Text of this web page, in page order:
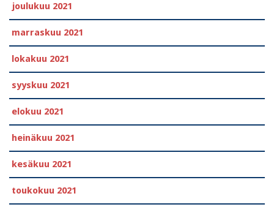
joulukuu 2021
marraskuu 2021
lokakuu 2021
syyskuu 2021
elokuu 2021
heinäkuu 2021
kesäkuu 2021
toukokuu 2021